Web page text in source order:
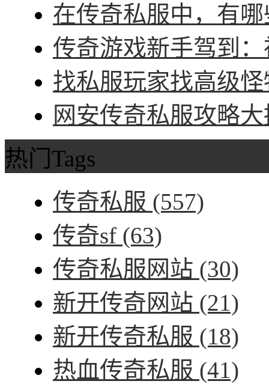
在传奇私服中，有
传奇游戏新手驾到
找私服玩家找高级
网安传奇私服攻略
热门Tags
传奇私服 (557)
传奇sf (63)
传奇私服网站 (30)
新开传奇网站 (21)
新开传奇私服 (18)
热血传奇私服 (41)